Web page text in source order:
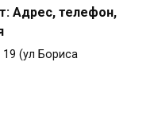
Адрес, телефон,
(ул Бориса